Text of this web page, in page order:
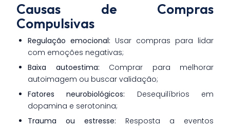
Causas de Compras
Compulsivas
Regulação emocional: Usar compras para lidar
com emoções negativas;
Baixa autoestima: Comprar para melhorar
autoimagem ou buscar validação;
Fatores neurobiológicos: Desequilíbrios em
dopamina e serotonina;
Trauma ou estresse: Resposta a eventos